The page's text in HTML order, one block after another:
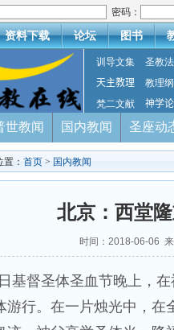
密码：
资料下载 论坛 图书
训导文集 圣教
天主教理
教理
梵二文献
神学
世教闻 国内教闻 圣座动
： 首页 > 国内教闻
北京：西堂
时间：2018-06-06 来
基督圣体圣血节晚上，
游行。在一片烛光中，在